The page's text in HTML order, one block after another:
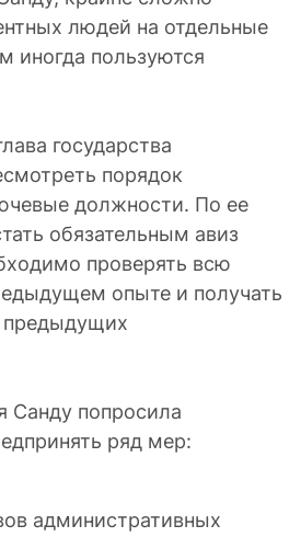
людей на отдельные
иногда пользуются
государства
порядок
должности. По ее
обязательным авиз
проверять всю
опыте и получать
предыдущих
Санду попросила
административных